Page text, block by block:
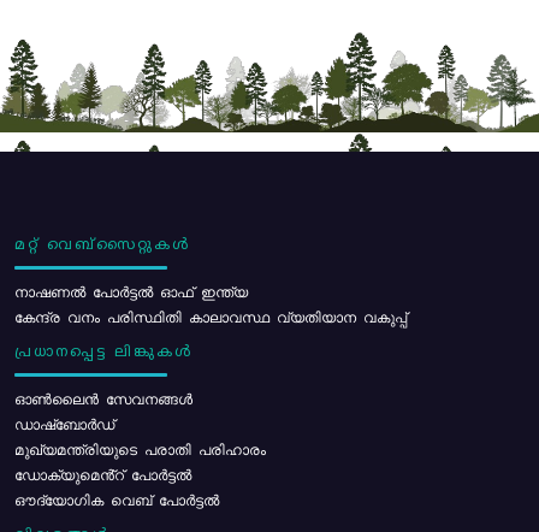
മറ്റ് വെബ്സൈറ്റുകൾ
നാഷണൽ പോർട്ടൽ ഓഫ് ഇന്ത്യ
കേന്ദ്ര വനം പരിസ്ഥിതി കാലാവസ്ഥ വ്യതിയാന വകുപ്പ്
പ്രധാനപ്പെട്ട ലിങ്കുകൾ
ഓൺലൈൻ സേവനങ്ങൾ
ഡാഷ്ബോർഡ്
മുഖ്യമന്ത്രിയുടെ പരാതി പരിഹാരം
ഡോക്യുമെൻ്റ് പോർട്ടൽ
ഔദ്യോഗിക വെബ് പോർട്ടൽ